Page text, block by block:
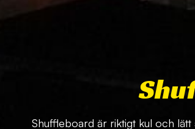
Shuffleboard är riktigt kul och